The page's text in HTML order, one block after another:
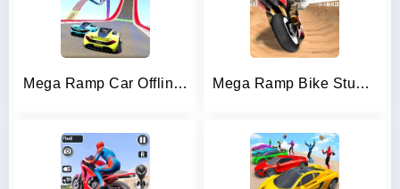
Mega Ramp Car Offline Games Mega Ramp Bike Stunts Games 3D